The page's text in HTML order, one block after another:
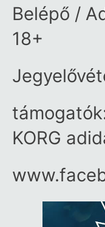
Belépő /
18+
KORG